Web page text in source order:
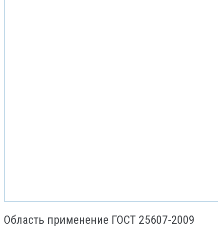
Область применение ГОСТ 25607-2009